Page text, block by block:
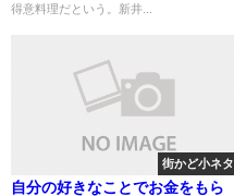
得意料理だという。新井...
街かど小ネタ
自分の好きなことでお金をもら